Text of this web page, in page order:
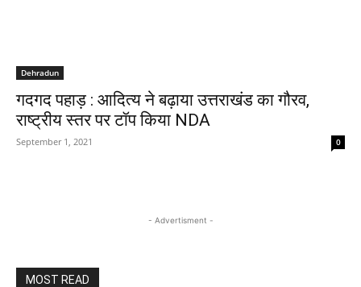
Dehradun
गदगद पहाड़ : आदित्य ने बढ़ाया उत्तराखंड का गौरव,
राष्ट्रीय स्तर पर टॉप किया NDA
September 1, 2021 0
- Advertisment -
MOST READ